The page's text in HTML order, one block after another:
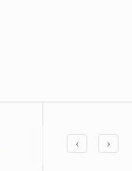
Kulturfest
‹ ›